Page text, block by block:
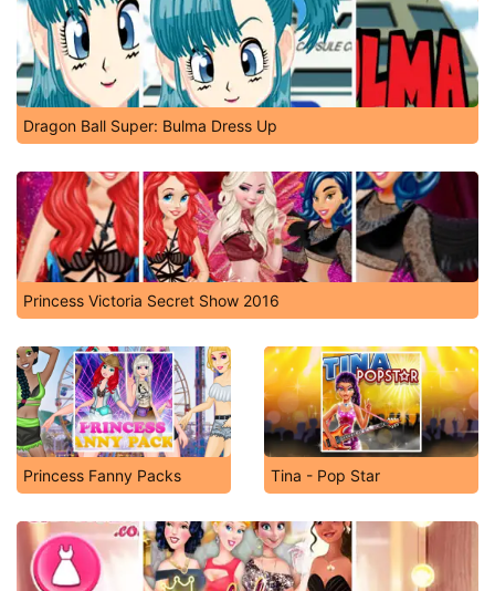
Dragon Ball Super: Bulma Dress Up
Princess Victoria Secret Show 2016
Princess Fanny Packs Tina - Pop Star